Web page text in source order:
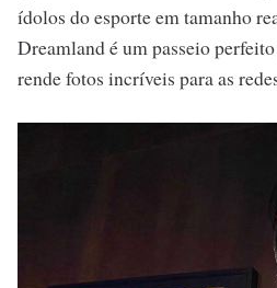
ídolos do esporte em tamanho
Dreamland é um passeio
rende fotos incríveis para as